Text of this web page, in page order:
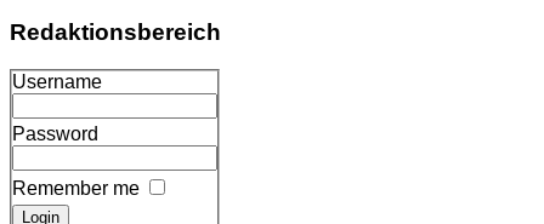
Redaktionsbereich
Username
Password
Remember me